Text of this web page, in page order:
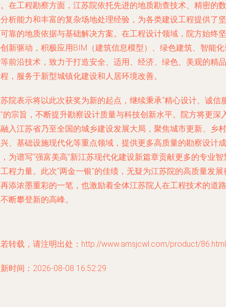
在工程勘察方面，江苏院依托先进的地质勘查技术、精密的数
析能力和丰富的复杂场地处理经验，为各类建设工程提供了坚
靠的地质依据与基础解决方案。在工程设计领域，院方始终坚
新驱动，积极应用BIM（建筑信息模型）、绿色建筑、智能
前沿技术，致力于打造安全、适用、经济、绿色、美观的精品
，服务于新型城镇化建设和人居环境改善。
院表示将以此次获奖为新的起点，继续秉承“精心设计、诚信
的宗旨，不断提升勘察设计质量与科技创新水平。院方将更深
入江苏省乃至全国的城乡建设发展大局，聚焦城市更新、乡村
、基础设施现代化等重点领域，提供更多高质量的勘察设计成
为谱写“强富美高”新江苏现代化建设新篇章贡献更多的专业智
程力量。此次“两金一银”的佳绩，无疑为江苏院的高质量发展
添浓墨重彩的一笔，也激励着全体江苏院人在工程技术的道路
断攀登新的高峰。
转载，请注明出处：http://www.amsjcwl.com/product/86.html
时间：2026-08-08 16:52:29